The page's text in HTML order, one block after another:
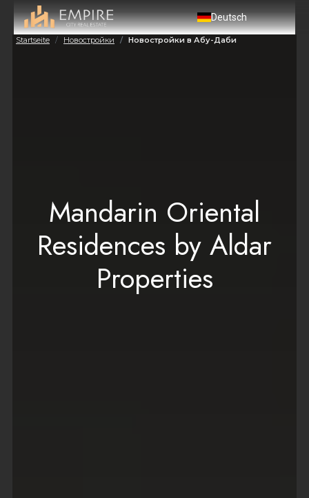
Deutsch
Startseite Новостройки Новостройки в Абу-Даби
Mandarin Oriental
Residences by Aldar
Properties